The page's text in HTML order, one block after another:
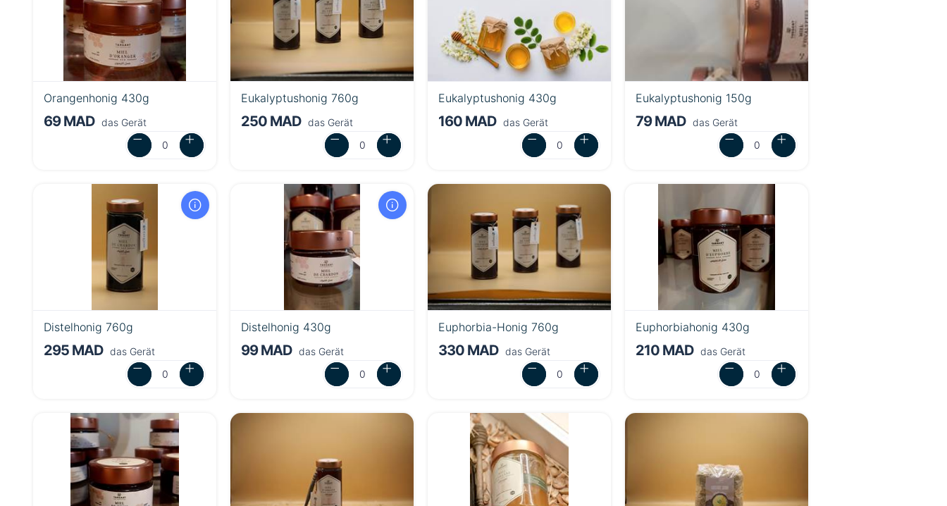
Orangenhonig 430g
69 MAD das Gerät
Eukalyptushonig 760g
250 MAD das Gerät
Eukalyptushonig 430g
160 MAD das Gerät
Eukalyptushonig 150g
79 MAD das Gerät
Distelhonig 760g
295 MAD das Gerät
Distelhonig 430g
99 MAD das Gerät
Euphorbia-Honig 760g
330 MAD das Gerät
Euphorbiahonig 430g
210 MAD das Gerät